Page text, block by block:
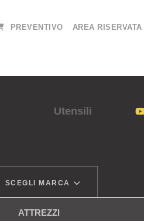
PREVENTIVO AREA RISERVATA
Utensili
SCEGLI MARCA
ATTREZZI